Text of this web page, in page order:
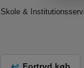
Skole &
Fortryd køb